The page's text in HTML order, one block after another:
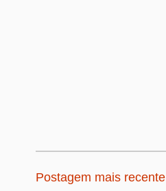
Postagem mais recente